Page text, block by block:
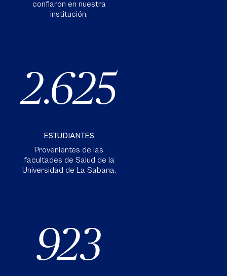
confiaron en nuestra
institución.
2.625
ESTUDIANTES
Provenientes de las
facultades de Salud de la
Universidad de La Sabana.
923